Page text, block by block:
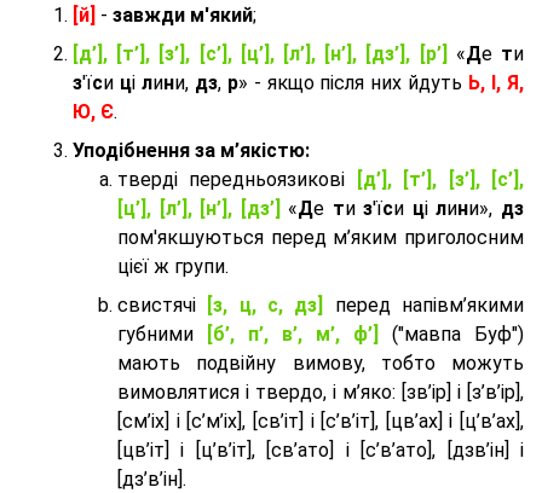
[й] - завжди м'який;
[д’], [т’], [з’], [с’], [ц’], [л’], [н’], [дз’], [р’]
«Де ти
з'їси ці лини, дз, р» - якщо після них йдуть Ь, І, Я,
Ю, Є.
Уподібнення за м’якістю:
тверді передньоязикові
[д’], [т’], [з’], [с’],
[ц’], [л’], [н’], [дз’] «Де тиз'їси цілини», дз
пом'якшуються перед м’яким приголосним
цієї ж групи.
cвистячі
[з, ц, с, дз]
перед напівм’якими
губними
[б’, п’, в’, м’, ф’]
("мавпа Буф")
мають подвійну вимову, тобто можуть
вимовлятися і твердо, і м’яко: [зв’ір] і [з’в’ір],
[см’іх] і [с’м’іх], [св’іт] і [с’в’іт], [цв’ах] і [ц’в’ах],
[цв’іт] і [ц’в’іт], [св’ато] і [с’в’ато], [дзв’iн] і
[дз’в’iн].